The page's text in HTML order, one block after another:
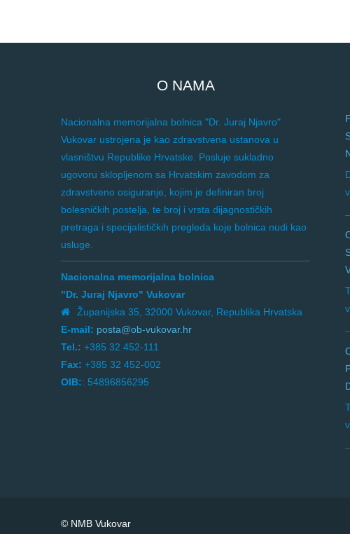
O NAMA
Nacionalna memorijalna bolnica "Dr. Juraj Njavro"
Vukovar ustrojena je kao zdravstvena ustanova u
vlasništvu Republike Hrvatske. Posluje sukladno
ugovoru sklopljenom sa Hrvatskim zavodom za
zdravstveno osiguranje, kojim je definiran broj
bolesničkih postelja, te broj i vrsta dijagnostičkih
pretraga i specijalističkih pregleda koje bolnica nudi kao
usluge.
Nacionalna memorijalna bolnica
"Dr. Juraj Njavro" Vukovar
Županijska 35, 32000 Vukovar, Republika Hrvatska
E-mail: posta@ob-vukovar.hr
Tel.: +385 32 452-111
Fax: +385 32 452-002
OIB:: 54896856295
© NMB Vukovar